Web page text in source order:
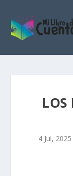
LOS
4 Jul, 2025